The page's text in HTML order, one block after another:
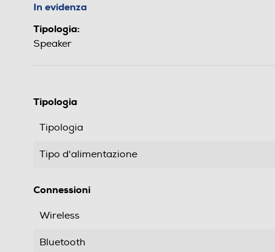
In evidenza
Tipologia:
Speaker
Tipologia
Tipologia
Tipo d'alimentazione
Connessioni
Wireless
Bluetooth